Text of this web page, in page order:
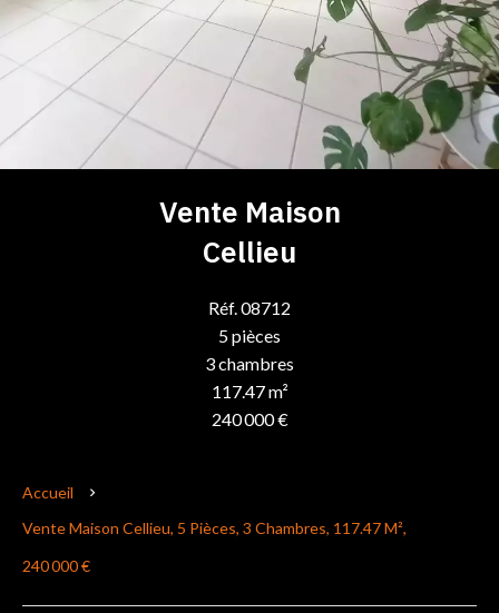
Vente Maison
Cellieu
Réf. 08712
5 pièces
3 chambres
117.47 m²
240 000 €
Accueil
Vente Maison Cellieu, 5 Pièces, 3 Chambres, 117.47 M²,
240 000 €